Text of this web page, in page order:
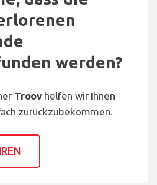
werden?
Troov helfen wir Ihnen
zurückzubekommen.